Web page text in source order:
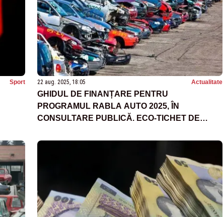
Sport 22 aug. 2025, 18:05 Actualitate
GHIDUL DE FINANȚARE PENTRU
PROGRAMUL RABLA AUTO 2025, ÎN
CONSULTARE PUBLICĂ. ECO-TICHET DE